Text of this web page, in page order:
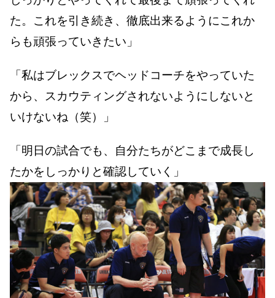
た。これを引き続き、徹底出来るようにこれか
らも頑張っていきたい」
「私はブレックスでヘッドコーチをやっていた
から、スカウティングされないようにしないと
いけないね（笑）」
「明日の試合でも、自分たちがどこまで成長し
たかをしっかりと確認していく」